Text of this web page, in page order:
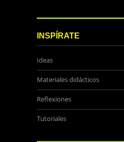
INSPÍRATE
Ideas
Materiales didácticos
Reflexiones
Tutoriales